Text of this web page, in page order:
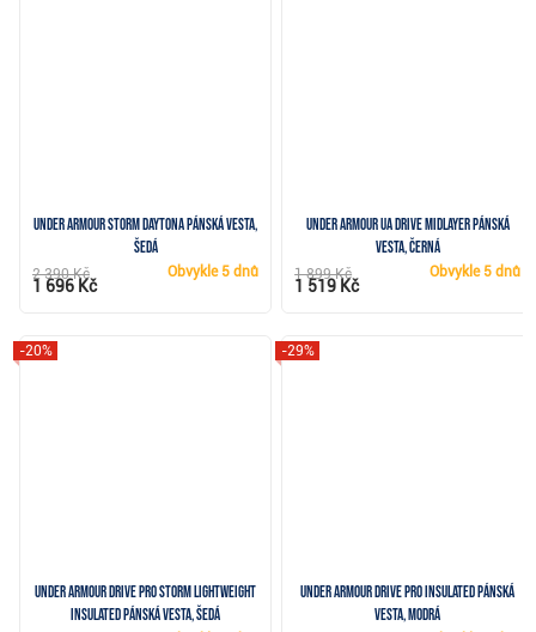
Under Armour Storm Daytona pánská vesta,
šedá
Obvykle 5 dnů
2 390 Kč
1 696 Kč
Under Armour UA Drive Midlayer pánská
vesta, černá
Obvykle 5 dnů
1 899 Kč
1 519 Kč
Under Armour Drive Pro Storm Lightweight
Insulated pánská vesta, šedá
-20%
Under Armour Drive Pro Insulated pánská
vesta, modrá
-29%